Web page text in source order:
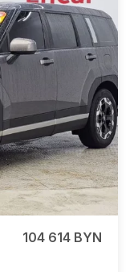
104 614 BYN